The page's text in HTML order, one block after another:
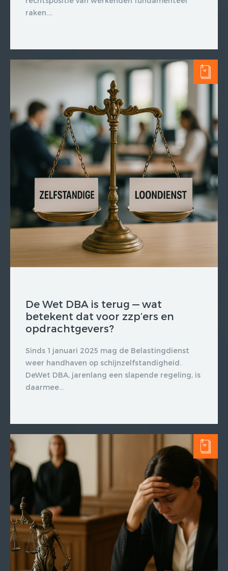
raken....
De Wet DBA is terug — wat
betekent dat voor zzp’ers en
opdrachtgevers?
Sinds 1 januari 2025 mag de Belastingdienst
weer handhaven op schijnzelfstandigheid.
DeWet DBA, jarenlang een slapende regeling, is
daarmee...